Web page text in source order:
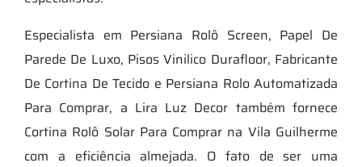
Especialista em Persiana Rolô Screen, Papel De
Parede De Luxo, Pisos Vinilico Durafloor, Fabricante
De Cortina De Tecido e Persiana Rolo Automatizada
Para Comprar, a Lira Luz Decor também fornece
Cortina Rolô Solar Para Comprar na Vila Guilherme
com a eficiência almejada. O fato de ser uma